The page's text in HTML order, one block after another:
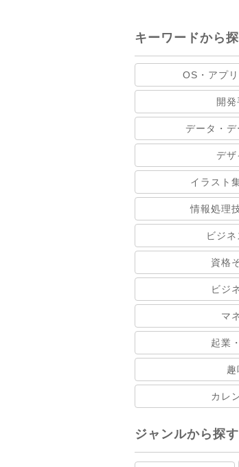
キーワードから
OS・アプ
開
データ・デ
デザ
イラスト
情報処理
ビジ
資格
ビジ
マ
起業
趣
カレ
ジャンルから探す